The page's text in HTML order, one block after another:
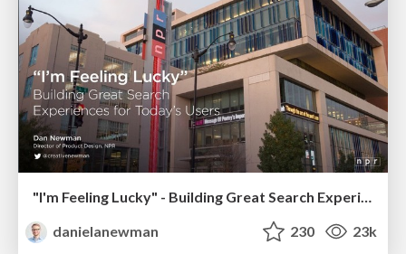
"I'm Feeling Lucky" - Building Great Search Experiences for Today's Users (#IAC19)
danielanewman
230 23k